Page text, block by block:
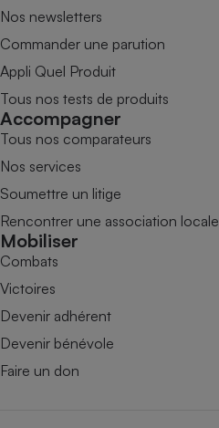
Nos newsletters
Commander une parution
Appli Quel Produit
Tous nos tests de produits
Accompagner
Tous nos comparateurs
Nos services
Soumettre un litige
Rencontrer une association locale
Mobiliser
Combats
Victoires
Devenir adhérent
Devenir bénévole
Faire un don